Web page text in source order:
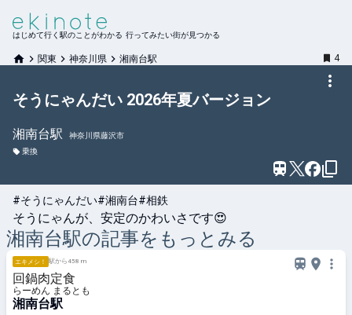
はじめて行く駅のことがわかる 行ってみたい街が見つかる
関東 神奈川県 湘南台駅 4
そうにゃんだい 2026年夏バージョン
湘南台駅
神奈川県藤沢市
乗換
#そうにゃんだい#湘南台#相鉄
そうにゃんが、安定のかわいさです😍
湘南台駅の記事をもっとみる
エキメシ！ 駅から458 m
回鍋肉定食
らーめん まるとも
湘南台駅